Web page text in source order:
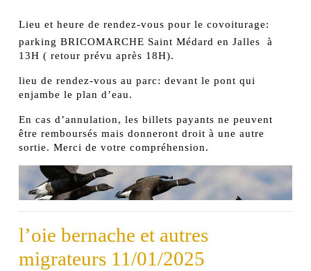
Lieu et heure de rendez-vous pour le covoiturage:
parking BRICOMARCHE Saint Médard en Jalles à
13H ( retour prévu après 18H).
lieu de rendez-vous au parc: devant le pont qui
enjambe le plan d’eau.
En cas d’annulation, les billets payants ne peuvent
être remboursés mais donneront droit à une autre
sortie. Merci de votre compréhension.
l’oie bernache et autres
migrateurs 11/01/2025